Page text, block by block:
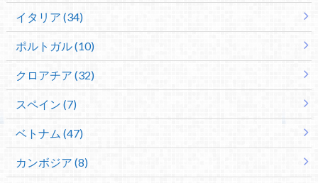
イタリア (34)
ポルトガル (10)
クロアチア (32)
スペイン (7)
ベトナム (47)
カンボジア (8)